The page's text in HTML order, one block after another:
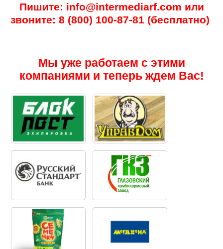
Пишите: info@intermediarf.com или
звоните: 8 (800) 100-87-81 (бесплатно)
Мы уже работаем с этими
компаниями и теперь ждем Вас!